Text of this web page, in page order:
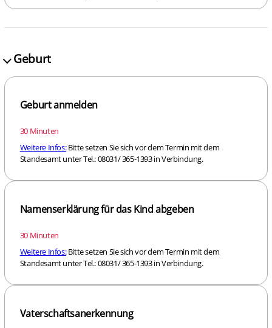
Geburt
Geburt anmelden
30 Minuten
Weitere Infos:Bitte setzen Sie sich vor dem Termin mit dem
Standesamt unter Tel.: 08031/ 365-1393 in Verbindung.
Namenserklärung für das Kind abgeben
30 Minuten
Weitere Infos:Bitte setzen Sie sich vor dem Termin mit dem
Standesamt unter Tel.: 08031/ 365-1393 in Verbindung.
Vaterschaftsanerkennung